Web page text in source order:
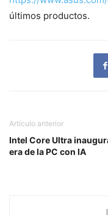
últimos productos.
Artículo anterior
Intel Core Ultra
era de la PC con IA